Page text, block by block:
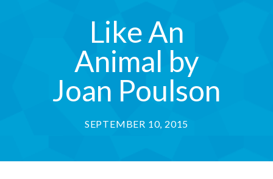
Our Programs
-- Hooked on Phonics 英語拼音
-- Comprehension 閱讀理解
-- Grammar and Writing 語法寫作
Like An
Animal by
Joan Poulson
SEPTEMBER 10, 2015